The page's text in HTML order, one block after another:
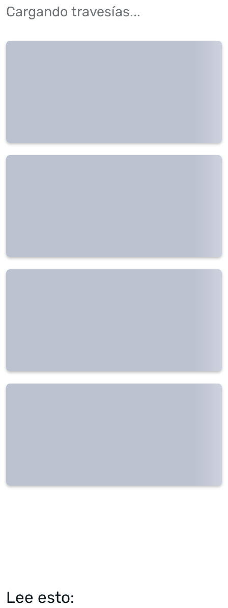
Cargando travesías...
Lee esto: